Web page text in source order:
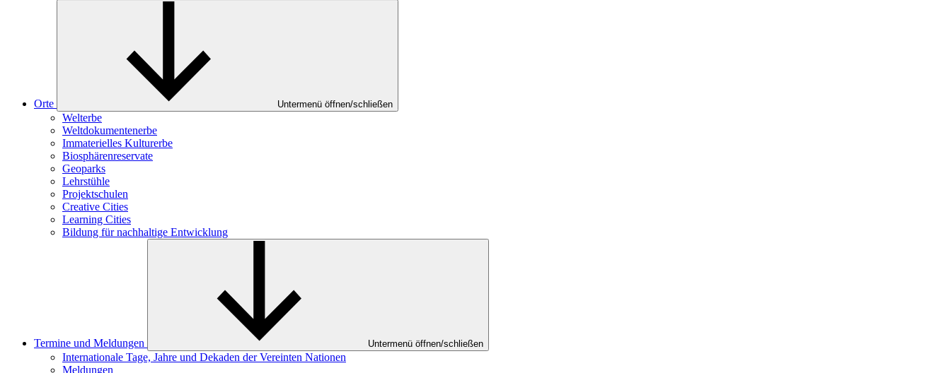
Orte Untermenü öffnen/schließen
Welterbe
Weltdokumentenerbe
Immaterielles Kulturerbe
Biosphärenreservate
Geoparks
Lehrstühle
Projektschulen
Creative Cities
Learning Cities
Bildung für nachhaltige Entwicklung
Termine und Meldungen Untermenü öffnen/schließen
Internationale Tage, Jahre und Dekaden der Vereinten Nationen
Meldungen